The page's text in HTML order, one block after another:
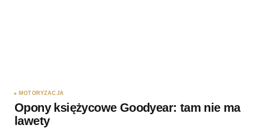
MOTORYZACJA
Opony księżycowe Goodyear: tam nie ma
lawety